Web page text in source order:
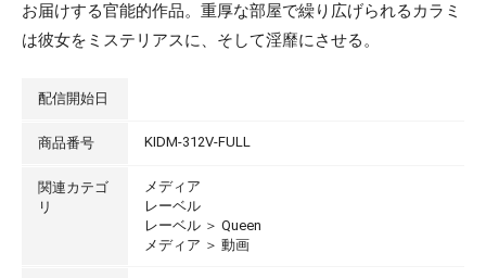
お届けする官能的作品。重厚な部屋で繰り広げられるカラミ
は彼女をミステリアスに、そして淫靡にさせる。
配信開始日
商品番号 KIDM-312V-FULL
関連カテゴ
リ
メディア
レーベル
レーベル ＞ Queen
メディア ＞ 動画